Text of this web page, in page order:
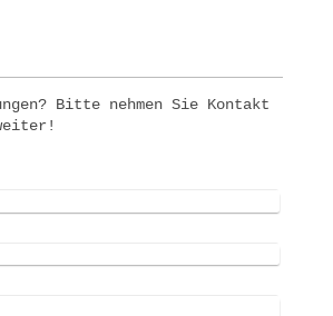
Bitte nehmen Sie Kontakt